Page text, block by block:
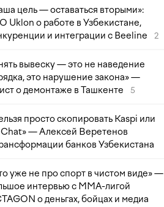
цель — оставаться вторыми»:
Uklon о работе в Узбекистане,
и интеграции с Beeline
2
вывеску — это не наведение
это нарушение закона» —
о демонтаже в Ташкенте
5
просто скопировать Kaspi или
— Алексей Веретенов
банков Узбекистана
уже не про спорт в чистом виде» —
интервью с ММА-лигой
о деньгах, бойцах и медиа